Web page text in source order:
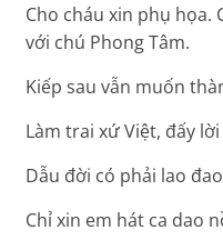
Cho cháu xin phụ họa.
với chú Phong Tâm.
Kiếp sau vẫn muốn
Làm trai xứ Việt, đấy
Dẫu đời có phải lao đao
Chỉ xin em hát ca dao